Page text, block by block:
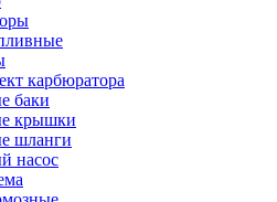
карбюратора
баки
крышки
шланги
насос